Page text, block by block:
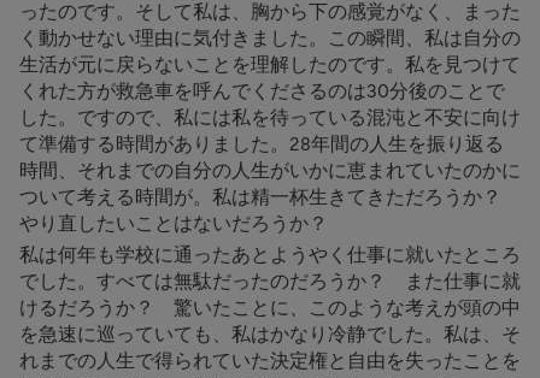
ったのです。そして私は、胸から下の感覚がなく、まった
く動かせない理由に気付きました。この瞬間、私は自分の
生活が元に戻らないことを理解したのです。私を見つけて
くれた方が救急車を呼んでくださるのは30分後のことで
した。ですので、私には私を待っている混沌と不安に向け
て準備する時間がありました。28年間の人生を振り返る
時間、それまでの自分の人生がいかに恵まれていたのかに
ついて考える時間が。私は精一杯生きてきただろうか？
やり直したいことはないだろうか？
私は何年も学校に通ったあとようやく仕事に就いたところ
でした。すべては無駄だったのだろうか？ また仕事に就
けるだろうか？ 驚いたことに、このような考えが頭の中
を急速に巡っていても、私はかなり冷静でした。私は、そ
れまでの人生で得られていた決定権と自由を失ったことを